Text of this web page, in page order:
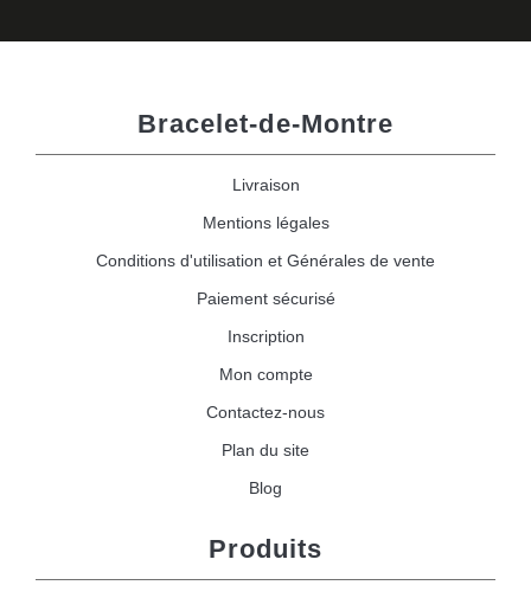
Bracelet-de-Montre
Livraison
Mentions légales
Conditions d'utilisation et Générales de vente
Paiement sécurisé
Inscription
Mon compte
Contactez-nous
Plan du site
Blog
Produits